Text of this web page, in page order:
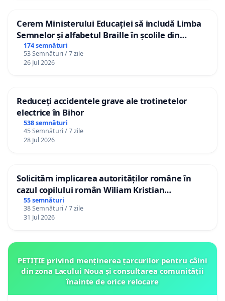
Cerem Ministerului Educației să includă Limba
Semnelor și alfabetul Braille în școlile din
Republica Moldova!
174 semnături
53 Semnături / 7 zile
26 Jul 2026
Reduceți accidentele grave ale trotinetelor
electrice în Bihor
538 semnături
45 Semnături / 7 zile
28 Jul 2026
Solicităm implicarea autorităților române în
cazul copilului român Wiliam Kristian
Gheorghe, aflat în plasament în Danemarca de
12 ani
55 semnături
38 Semnături / 7 zile
31 Jul 2026
PETIȚIE privind menținerea țarcurilor pentru câini
din zona Lacului Noua și consultarea comunității
înainte de orice relocare